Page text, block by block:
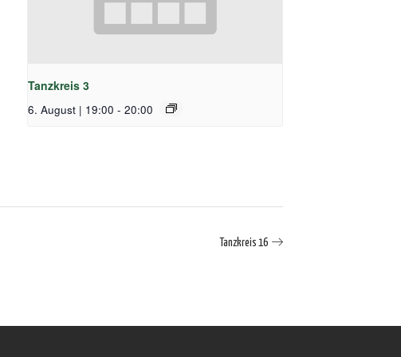
Tanzkreis 3
6. August | 19:00 - 20:00
Tanzkreis 16